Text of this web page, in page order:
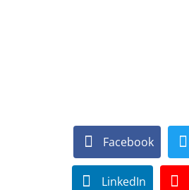
Facebook
LinkedIn